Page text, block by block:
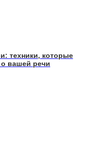
техники, которые
о вашей речи